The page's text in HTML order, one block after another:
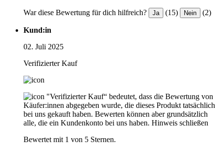
War diese Bewertung für dich hilfreich? Ja (15) Nein (2)
Kund:in
02. Juli 2025
Verifizierter Kauf
"Verifizierter Kauf“ bedeutet, dass die Bewertung von
Käufer:innen abgegeben wurde, die dieses Produkt tatsächlich
bei uns gekauft haben. Bewerten können aber grundsätzlich
alle, die ein Kundenkonto bei uns haben. Hinweis schließen
Bewertet mit 1 von 5 Sternen.